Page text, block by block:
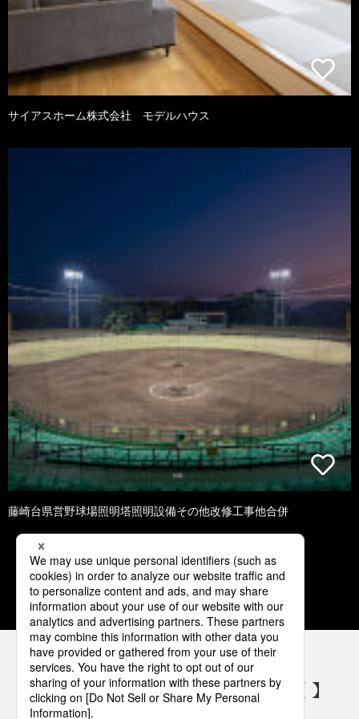
サイアスホーム株式会社 モデルハウス
藤崎台県営野球場照明塔照明設備その他改修工事他合併
1 2 3 4 5
パナソニックの電気設備 SNSアカウント